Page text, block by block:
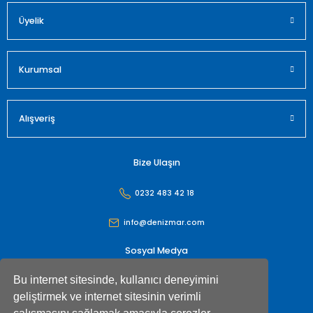
Bu internet sitesinde, kullanıcı deneyimini
geliştirmek ve internet sitesinin verimli
Üyelik
Kurumsal
Alışveriş
Bize Ulaşın
0232 483 42 18
info@denizmar.com
Sosyal Medya